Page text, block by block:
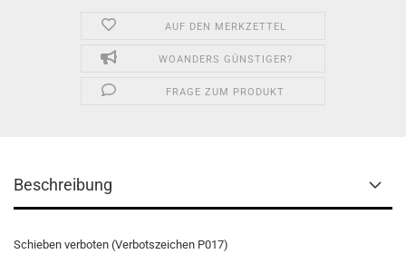
AUF DEN MERKZETTEL
WOANDERS GÜNSTIGER?
FRAGE ZUM PRODUKT
Beschreibung
Schieben verboten (Verbotszeichen P017)